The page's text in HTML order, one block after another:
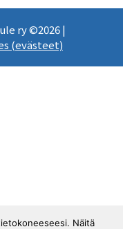
ry ©2026 |
(evästeet)
Näitä